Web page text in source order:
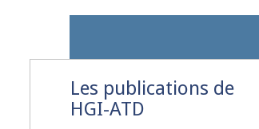
Les publications de
HGI-ATD